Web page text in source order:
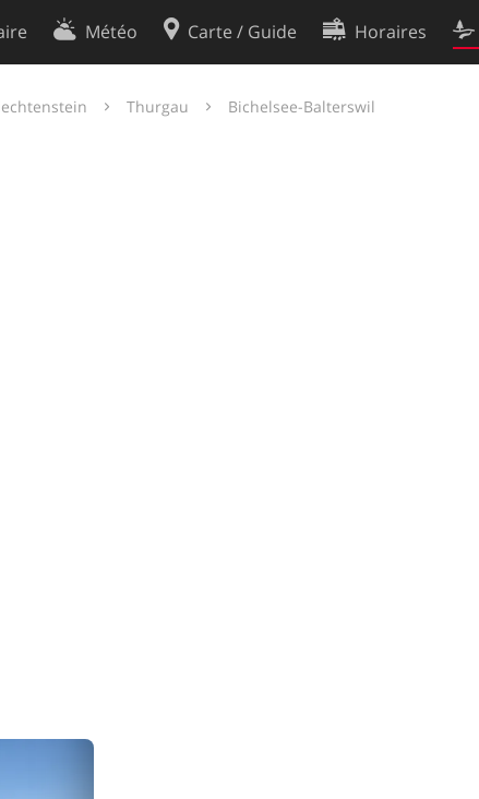
Météo Carte / Guide Horaires
Thurgau Bichelsee-Balterswil
Contact